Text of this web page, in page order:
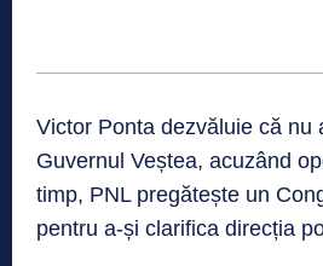
Victor Ponta dezvăluie că nu
Guvernul Veștea, acuzând
timp, PNL pregătește un
pentru a-și clarifica direcția